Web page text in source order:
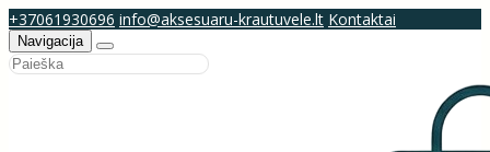
+37061930696 info@aksesuaru-krautuvele.lt Kontaktai
Navigacija